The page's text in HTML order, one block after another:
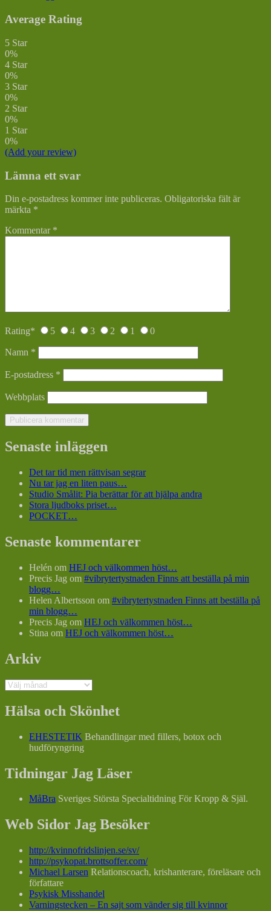
Average Rating
5 Star
0%
4 Star
0%
3 Star
0%
2 Star
0%
1 Star
0%
(Add your review)
Lämna ett svar
Din e-postadress kommer inte publiceras. Obligatoriska fält är
märkta *
Kommentar *
Rating* 5 4 3 2 1 0
Namn *
E-postadress *
Webbplats
Senaste inläggen
Det tar tid men rättvisan segrar
Nu tar jag en liten paus…
Studio Smålit: Pia berättar för att hjälpa andra
Stora ljudboks priset…
POCKET…
Senaste kommentarer
Helén om HEJ och välkommen höst…
Precis Jag om #vibrytertystnaden Finns att beställa på min
blogg…
Helen Albertsson om #vibrytertystnaden Finns att beställa på
min blogg…
Precis Jag om HEJ och välkommen höst…
Stina om HEJ och välkommen höst…
Arkiv
Arkiv
Hälsa och Skönhet
EHESTETIK Behandlingar med fillers, botox och
hudföryngring
Tidningar Jag Läser
MåBra Sveriges Största Specialtidning För Kropp & Själ.
Web Sidor Jag Besöker
http://kvinnofridslinjen.se/sv/
http://psykopat.brottsoffer.com/
Michael Larsen Relationscoach, krishanterare, föreläsare och
författare
Psykisk Misshandel
Varningstecken – En sajt som vänder sig till kvinnor